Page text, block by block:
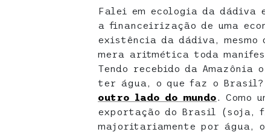
Falei em ecologia da dádiva
a financeirização de uma
existência da dádiva, mesmo
mera aritmética toda
Tendo recebido da
ter água, o que faz o Brasil?
outro lado do mundo. Como
exportação do Brasil (soja,
majoritariamente por água,